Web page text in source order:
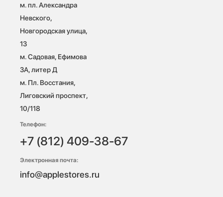
м. пл. Александра
Невского,
Новгородская улица,
13
м. Садовая, Ефимова
3А, литер Д
м. Пл. Восстания,
Лиговский проспект,
10/118
Телефон:
+7 (812) 409-38-67
Электронная почта:
info@applestores.ru